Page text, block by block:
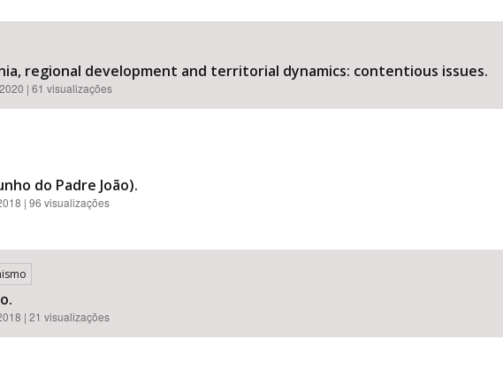
regional development and territorial dynamics: contentious issues.
| 61 visualizações
do Padre João).
| 96 visualizações
| 21 visualizações